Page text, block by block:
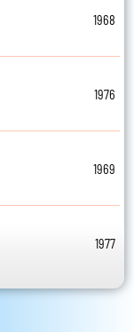
1968
1976
1969
1977